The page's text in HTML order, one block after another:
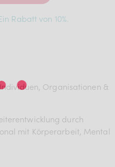
Rabatt von 10%.
Organisationen &
durch
mit Körperarbeit, Mental